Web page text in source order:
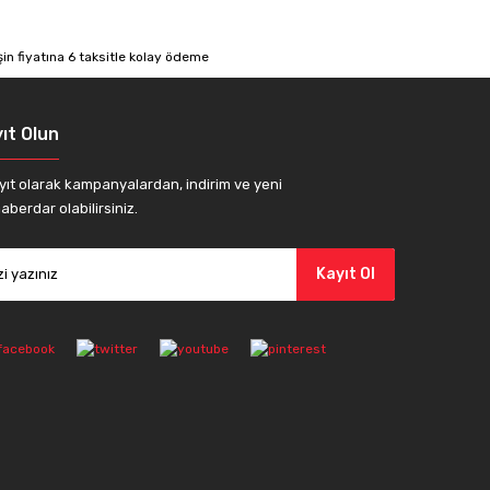
Olun
olarak kampanyalardan, indirim ve yeni
olabilirsiniz.
Kayıt Ol